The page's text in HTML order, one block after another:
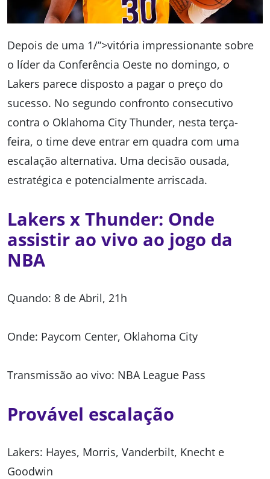
Depois de uma 1/”>vitória impressionante sobre
o líder da Conferência Oeste no domingo, o
Lakers parece disposto a pagar o preço do
sucesso. No segundo confronto consecutivo
contra o Oklahoma City Thunder, nesta terça-
feira, o time deve entrar em quadra com uma
escalação alternativa. Uma decisão ousada,
estratégica e potencialmente arriscada.
Lakers x Thunder: Onde
assistir ao vivo ao jogo da
NBA
Quando: 8 de Abril, 21h
Onde: Paycom Center, Oklahoma City
Transmissão ao vivo: NBA League Pass
Provável escalação
Lakers: Hayes, Morris, Vanderbilt, Knecht e
Goodwin